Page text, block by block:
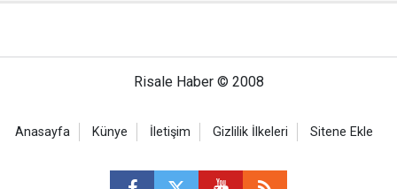
Risale Haber © 2008
Anasayfa Künye İletişim Gizlilik İlkeleri Sitene Ekle